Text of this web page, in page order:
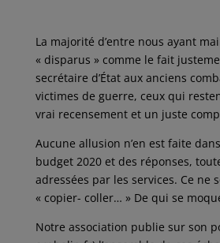
La majorité d’entre nous ayant
« disparus » comme le fait
secrétaire d’État aux anciens
victimes de guerre, ceux qui
vrai recensement et un juste
Aucune allusion n’en est faite
budget 2020 et des réponses,
adressées par les services. Ce ne
« copier- coller… » De qui se
Notre association publie sur son